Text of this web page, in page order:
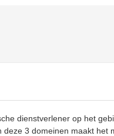
dienstverlener op het
deze 3 domeinen maakt